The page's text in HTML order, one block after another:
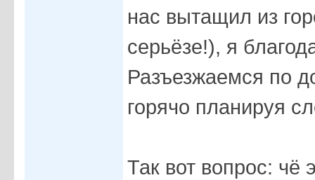
нас вытащил из
серьёзе!), я
Разъезжаемся по
горячо планируя
Так вот вопрос: чё